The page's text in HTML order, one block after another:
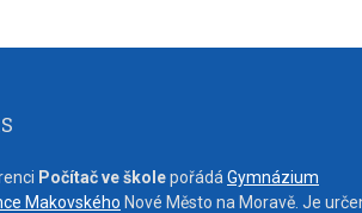
Počítač ve školepořádá Gymnázium
Makovského Nové Město na Moravě. Je